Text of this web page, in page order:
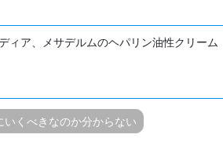
ィア、メサデルムのヘパリン油性クリーム
いくべきなのか分からない